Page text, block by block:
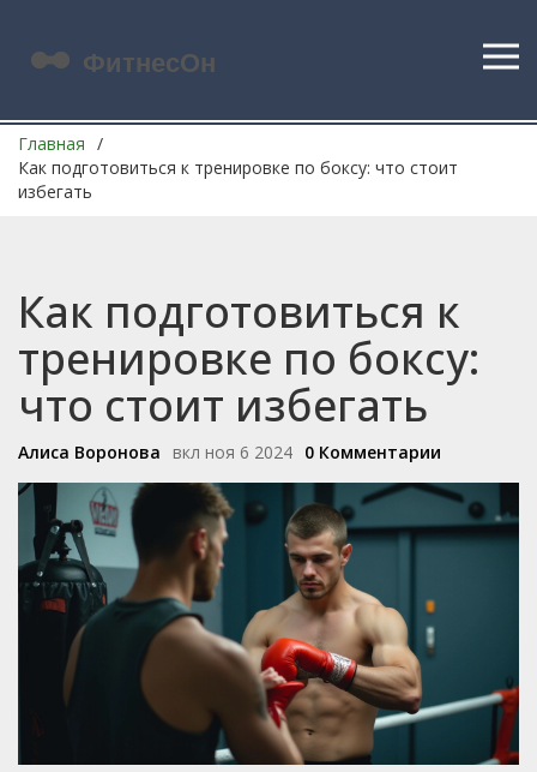
Главная
Как подготовиться к тренировке по боксу: что стоит
избегать
Как подготовиться к
тренировке по боксу:
что стоит избегать
Алиса Воронова вкл ноя 6 2024 0 Комментарии